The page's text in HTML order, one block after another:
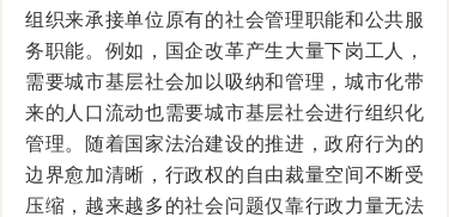
组织来承接单位原有的社会管理职能和公共服
务职能。例如，国企改革产生大量下岗工人，
需要城市基层社会加以吸纳和管理，城市化带
来的人口流动也需要城市基层社会进行组织化
管理。随着国家法治建设的推进，政府行为的
边界愈加清晰，行政权的自由裁量空间不断受
压缩，越来越多的社会问题仅靠行政力量无法